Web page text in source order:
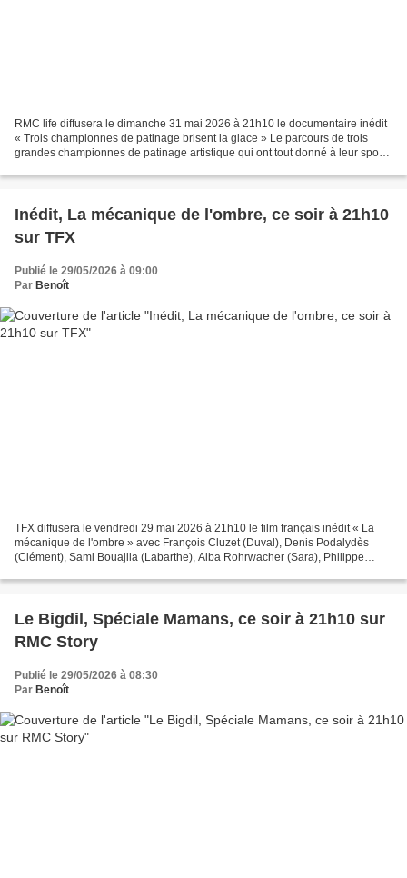
RMC life diffusera le dimanche 31 mai 2026 à 21h10 le documentaire inédit
« Trois championnes de patinage brisent la glace » Le parcours de trois
grandes championnes de patinage artistique qui ont tout donné à leur sport :
Inédit, La mécanique de l'ombre, ce soir à 21h10
sur TFX
Publié le 29/05/2026 à 09:00
Par Benoît
TFX diffusera le vendredi 29 mai 2026 à 21h10 le film français inédit « La
mécanique de l'ombre » avec François Cluzet (Duval), Denis Podalydès
(Clément), Sami Bouajila (Labarthe), Alba Rohrwacher (Sara), Philippe
Le Bigdil, Spéciale Mamans, ce soir à 21h10 sur
RMC Story
Publié le 29/05/2026 à 08:30
Par Benoît